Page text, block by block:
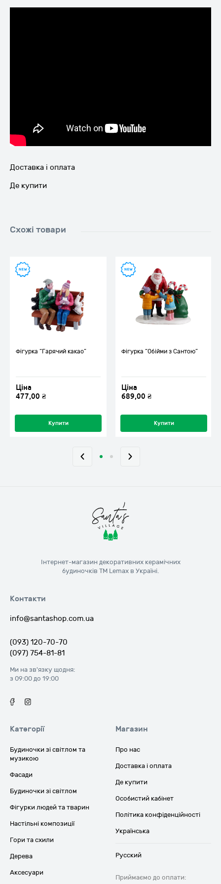
Доставка і оплата
Де купити
Схожі товари
Фігурка “Гарячий какао”
Ціна
477,00 ₴
Купити
Фігурка “Обійми з Сантою”
Ціна
689,00 ₴
Купити
Інтернет-магазин декоративних керамічних
будиночків ТМ Lemax в Україні.
Контакти
info@santashop.com.ua
(093) 120-70-70
(097) 754-81-81
Ми на зв'язку щодня:
з 09:00 до 19:00
Категорії
Будиночки зі світлом та
музикою
Фасади
Будиночки зі світлом
Фігурки людей та тварин
Настільні композиції
Гори та схили
Дерева
Аксесуари
Магазин
Про нас
Доставка і оплата
Де купити
Особистий кабінет
Політика конфіденційності
Українська
Русский
Приймаємо до оплати: